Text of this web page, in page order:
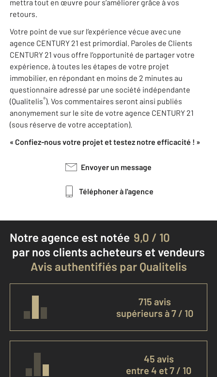
mettra tout en œuvre pour s’améliorer grâce à vos
retours.
Votre point de vue sur l’expérience vécue avec une
agence CENTURY 21 est primordial. Paroles de Clients
CENTURY 21 vous offre l’opportunité de partager votre
expérience, à toutes les étapes de votre projet
immobilier, en répondant en moins de 2 minutes au
questionnaire adressé par une société indépendante
(Qualitelis®). Vos commentaires seront ainsi publiés
anonymement sur le site de votre agence CENTURY 21
(sous réserve de votre acceptation).
« Confiez-nous votre projet et testez notre efficacité ! »
Envoyer un message
Téléphoner à l'agence
Notre agence est notée 9,0 / 10
par nos clients acheteurs et vendeurs
Avis authentifiés par Qualitelis
715 avis
supérieurs à 7 / 10
45 avis
entre 4 et 7 / 10